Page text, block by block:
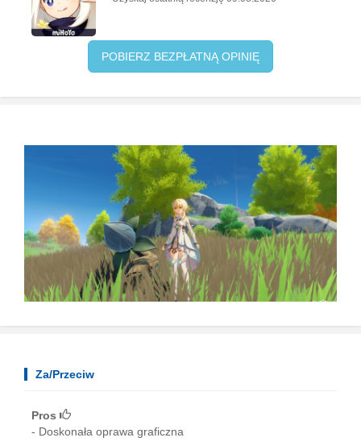
POBIERZ BEZPŁATNĄ OPINIĘ
Za/Przeciw
Pros
- Doskonała oprawa graficzna